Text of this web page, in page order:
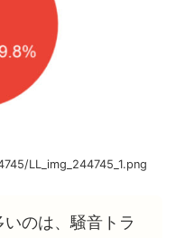
LL_img_244745_1.png
のは、騒音トラ